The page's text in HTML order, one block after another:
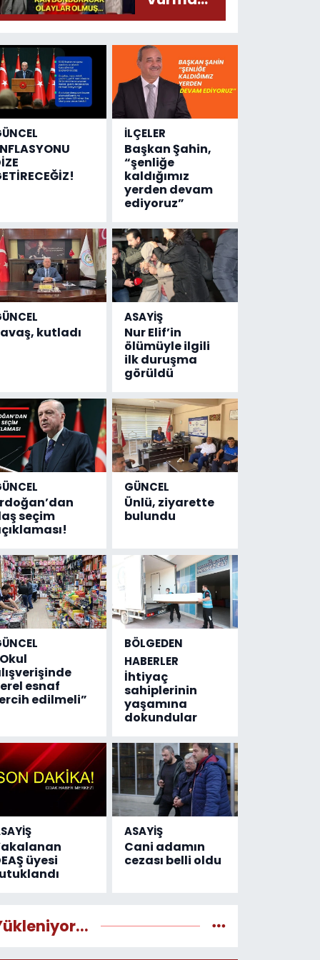
olayında
geldi...
Meğer, kan
donduracak
olaylar
olmuş...
İLÇELER
Başkan Şahin,
“şenliğe
kaldığımız
yerden devam
ediyoruz”
kutladı
ASAYİŞ
Nur Elif’in
ölümüyle ilgili
ilk duruşma
görüldü
seçim
GÜNCEL
Ünlü, ziyarette
bulundu
esnaf
edilmeli”
BÖLGEDEN
HABERLER
İhtiyaç
sahiplerinin
yaşamına
dokundular
üyesi
ASAYİŞ
Cani adamın
cezası belli oldu